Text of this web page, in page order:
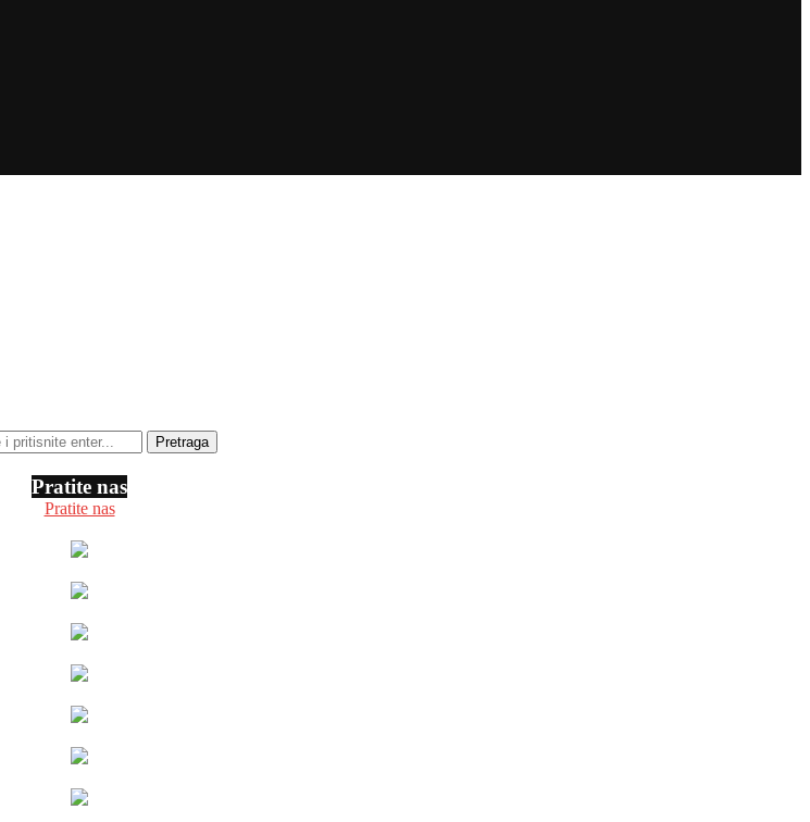
Pratite nas
Pratite nas